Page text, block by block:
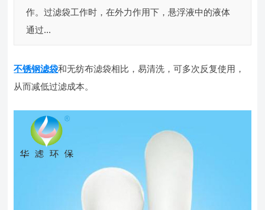
作。过滤袋工作时，在外力作用下，悬浮液中的液体
通过...
不锈钢滤袋和无纺布滤袋相比，易清洗，可多次反复使用，
从而减低过滤成本。